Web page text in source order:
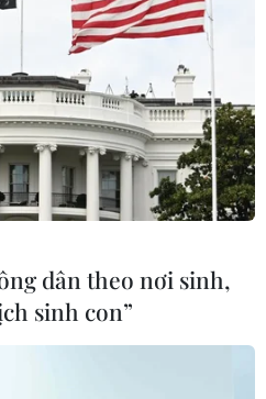
địch châu Á, làm
Việt Nam
ở chung kết nội dung
Sinh đi vào lịch sử với tư
Việt Nam đăng quang ở
dân theo nơi sinh,
sinh con”